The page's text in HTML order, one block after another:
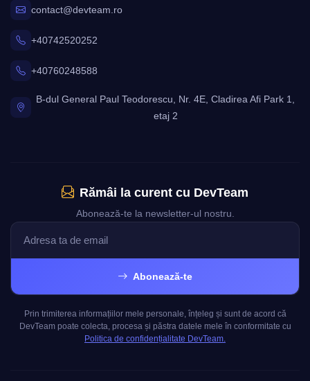
contact@devteam.ro
+40742520252
+40760248588
B-dul General Paul Teodorescu, Nr. 4E, Cladirea Afi Park 1,
etaj 2
Rămâi la curent cu DevTeam
Abonează-te la newsletter-ul nostru.
Abonează-te
Prin trimiterea informațiilor mele personale, înțeleg și sunt de acord că
DevTeam poate colecta, procesa și păstra datele mele în conformitate cu
Politica de confidențialitate DevTeam.